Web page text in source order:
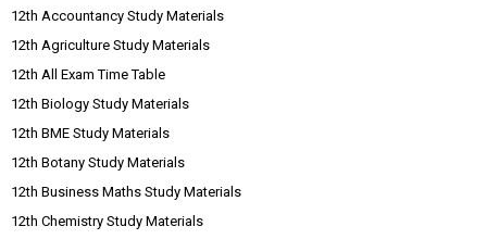
12th Accountancy Study Materials
12th Agriculture Study Materials
12th All Exam Time Table
12th Biology Study Materials
12th BME Study Materials
12th Botany Study Materials
12th Business Maths Study Materials
12th Chemistry Study Materials